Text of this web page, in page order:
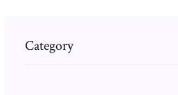
Category